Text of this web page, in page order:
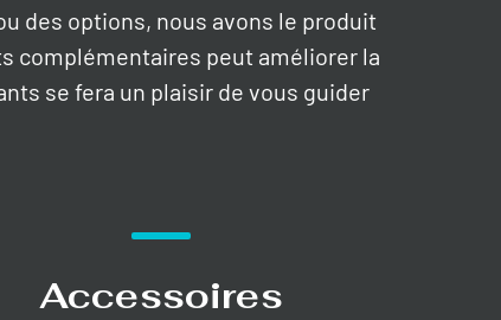
des options, nous avons le produit
complémentaires peut améliorer la
se fera un plaisir de vous guider
Accessoires